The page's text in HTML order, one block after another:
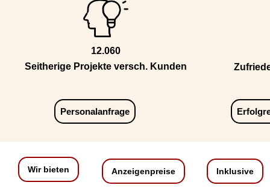
12.060
Seitherige Projekte versch. Kunden
Personalanfrage
Wir bieten Anzeigenpreise Inklusive